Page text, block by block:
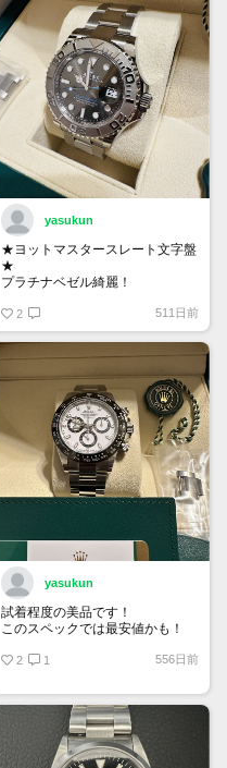
yasukun
★ヨットマスタースレート文字盤
★
プラチナベゼル綺麗！
2 511日前
yasukun
試着程度の美品です！
このスペックでは最安値かも！
2 1 556日前